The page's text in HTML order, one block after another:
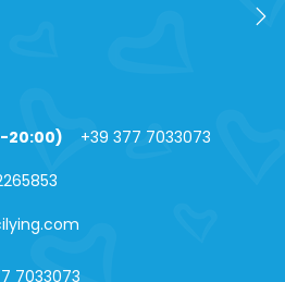
20:00) +39 377 7033073
7033073